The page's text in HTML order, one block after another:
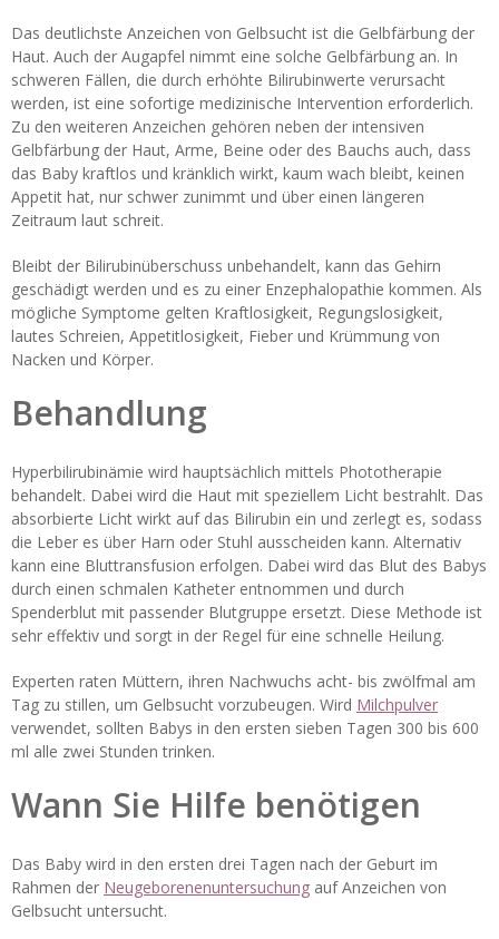
Das deutlichste Anzeichen von Gelbsucht ist die Gelbfärbung der
Haut. Auch der Augapfel nimmt eine solche Gelbfärbung an. In
schweren Fällen, die durch erhöhte Bilirubinwerte verursacht
werden, ist eine sofortige medizinische Intervention erforderlich.
Zu den weiteren Anzeichen gehören neben der intensiven
Gelbfärbung der Haut, Arme, Beine oder des Bauchs auch, dass
das Baby kraftlos und kränklich wirkt, kaum wach bleibt, keinen
Appetit hat, nur schwer zunimmt und über einen längeren
Zeitraum laut schreit.
Bleibt der Bilirubinüberschuss unbehandelt, kann das Gehirn
geschädigt werden und es zu einer Enzephalopathie kommen. Als
mögliche Symptome gelten Kraftlosigkeit, Regungslosigkeit,
lautes Schreien, Appetitlosigkeit, Fieber und Krümmung von
Nacken und Körper.
Behandlung
Hyperbilirubinämie wird hauptsächlich mittels Phototherapie
behandelt. Dabei wird die Haut mit speziellem Licht bestrahlt. Das
absorbierte Licht wirkt auf das Bilirubin ein und zerlegt es, sodass
die Leber es über Harn oder Stuhl ausscheiden kann. Alternativ
kann eine Bluttransfusion erfolgen. Dabei wird das Blut des Babys
durch einen schmalen Katheter entnommen und durch
Spenderblut mit passender Blutgruppe ersetzt. Diese Methode ist
sehr effektiv und sorgt in der Regel für eine schnelle Heilung.
Experten raten Müttern, ihren Nachwuchs acht- bis zwölfmal am
Tag zu stillen, um Gelbsucht vorzubeugen. Wird Milchpulver
verwendet, sollten Babys in den ersten sieben Tagen 300 bis 600
ml alle zwei Stunden trinken.
Wann Sie Hilfe benötigen
Das Baby wird in den ersten drei Tagen nach der Geburt im
Rahmen der Neugeborenenuntersuchung auf Anzeichen von
Gelbsucht untersucht.